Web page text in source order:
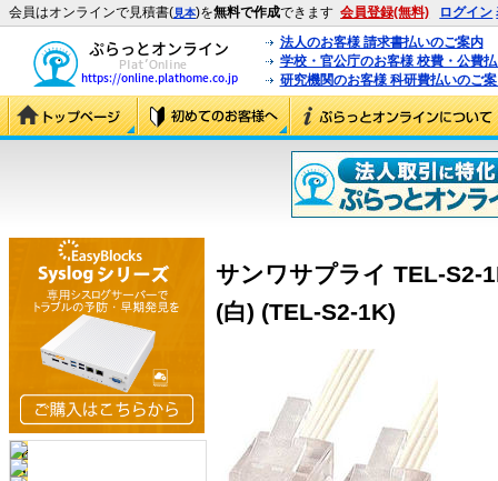
会員はオンラインで見積書(見本)を無料で作成できます 会員登録(無料) ログイン
法人のお客様 請求書払いのご案内
学校・官公庁のお客様 校費・公費
研究機関のお客様 科研費払いのご
サンワサプライ TEL-S2-
(白) (TEL-S2-1K)